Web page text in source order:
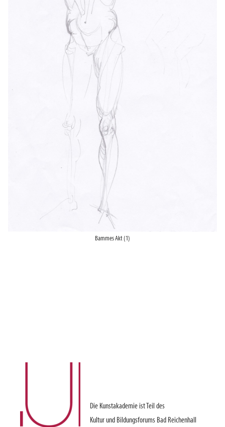
Bammes Akt (1)
Die Kunstakademie ist Teil des
Kultur und Bildungsforums Bad Reichenhall